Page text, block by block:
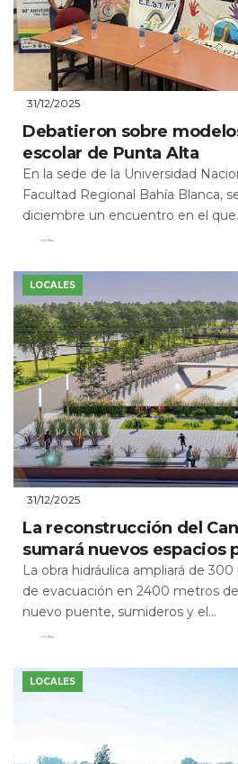
31/12/2025
Debatieron sobre
escolar de Punta Alta
En la sede de la Universidad
Facultad Regional Bahía Blanca,
diciembre un encuentro en el
Leer Más
LOCALES
31/12/2025
La reconstrucción del
sumará nuevos espacios
La obra hidráulica ampliará de
de evacuación en 2400 metros
nuevo puente, sumideros y el...
Leer Más
LOCALES